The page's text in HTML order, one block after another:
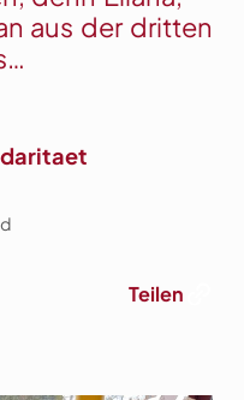
aus der dritten
Teilen